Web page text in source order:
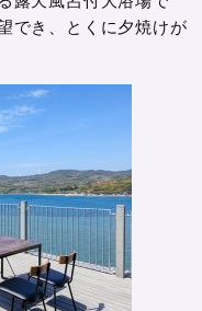
でき、とくに夕焼けが